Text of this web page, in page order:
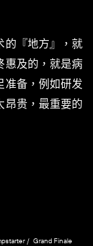
的『地方』，就
惠及的，就是病
准备，例如研发
昂贵，最重要的
Grand Finale